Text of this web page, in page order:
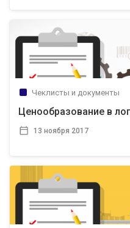
Чеклисты и документы
Ценообразование в
13 ноября 2017